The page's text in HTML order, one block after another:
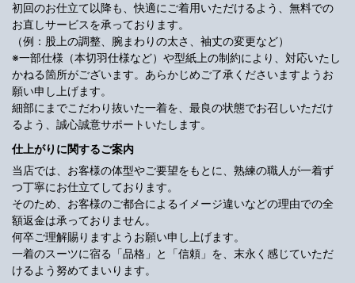
初回のお仕立て以降も、快適にご着用いただけるよう、無料での
お直しサービスを承っております。
（例：股上の調整、腕まわりの太さ、袖丈の変更など）
※一部仕様（本切羽仕様など）や型紙上の制約により、対応いたし
かねる箇所がございます。あらかじめご了承くださいますようお
願い申し上げます。
細部にまでこだわり抜いた一着を、最良の状態でお召しいただけ
るよう、誠心誠意サポートいたします。
仕上がりに関するご案内
当店では、お客様の体型やご要望をもとに、熟練の職人が一着ず
つ丁寧にお仕立てしております。
そのため、お客様のご都合によるイメージ違いなどの理由での全
額返金は承っておりません。
何卒ご理解賜りますようお願い申し上げます。
一着のスーツに宿る「品格」と「信頼」を、末永く感じていただ
けるよう努めてまいります。